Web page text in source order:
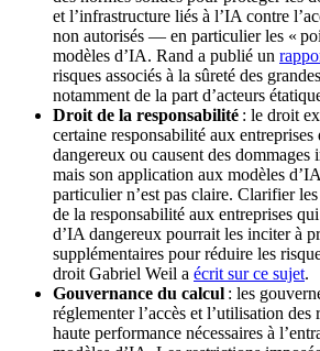
et l’infrastructure liés à l’IA contre
non autorisés — en particulier les «
modèles d’IA. Rand a publié un
risques associés à la sûreté des
notamment de la part d’acteurs
Droit de la responsabilité : le droit
certaine responsabilité aux
dangereux ou causent des dommages
mais son application aux modèles
particulier n’est pas claire. Clarifier
de la responsabilité aux entreprises
d’IA dangereux pourrait les inciter à
supplémentaires pour réduire les
droit Gabriel Weil a écrit sur ce sujet.
Gouvernance du calcul : les
réglementer l’accès et l’utilisation des
haute performance nécessaires à